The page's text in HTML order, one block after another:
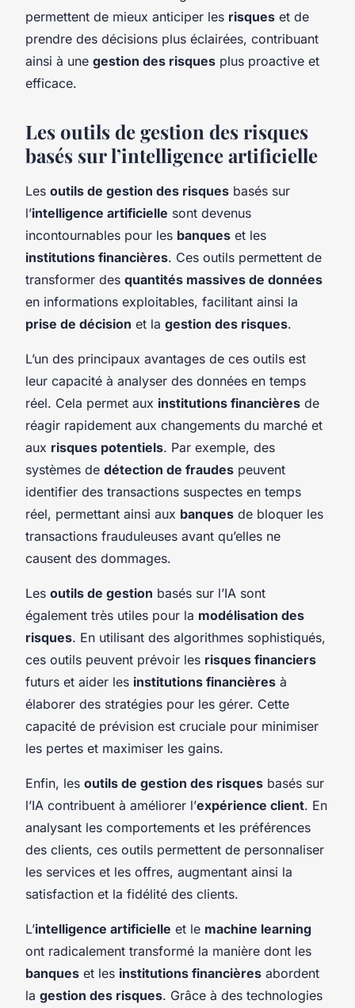
permettent de mieux anticiper les risques et de
prendre des décisions plus éclairées, contribuant
ainsi à une gestion des risques plus proactive et
efficace.
Les outils de gestion des risques
basés sur l’intelligence artificielle
Les outils de gestion des risques basés sur
l’intelligence artificielle sont devenus
incontournables pour les banques et les
institutions financières. Ces outils permettent de
transformer des quantités massives de données
en informations exploitables, facilitant ainsi la
prise de décision et la gestion des risques.
L’un des principaux avantages de ces outils est
leur capacité à analyser des données en temps
réel. Cela permet aux institutions financières de
réagir rapidement aux changements du marché et
aux risques potentiels. Par exemple, des
systèmes de détection de fraudes peuvent
identifier des transactions suspectes en temps
réel, permettant ainsi aux banques de bloquer les
transactions frauduleuses avant qu’elles ne
causent des dommages.
Les outils de gestion basés sur l’IA sont
également très utiles pour la modélisation des
risques. En utilisant des algorithmes sophistiqués,
ces outils peuvent prévoir les risques financiers
futurs et aider les institutions financières à
élaborer des stratégies pour les gérer. Cette
capacité de prévision est cruciale pour minimiser
les pertes et maximiser les gains.
Enfin, les outils de gestion des risques basés sur
l’IA contribuent à améliorer l’expérience client. En
analysant les comportements et les préférences
des clients, ces outils permettent de personnaliser
les services et les offres, augmentant ainsi la
satisfaction et la fidélité des clients.
L’intelligence artificielle et le machine learning
ont radicalement transformé la manière dont les
banques et les institutions financières abordent
la gestion des risques. Grâce à des technologies